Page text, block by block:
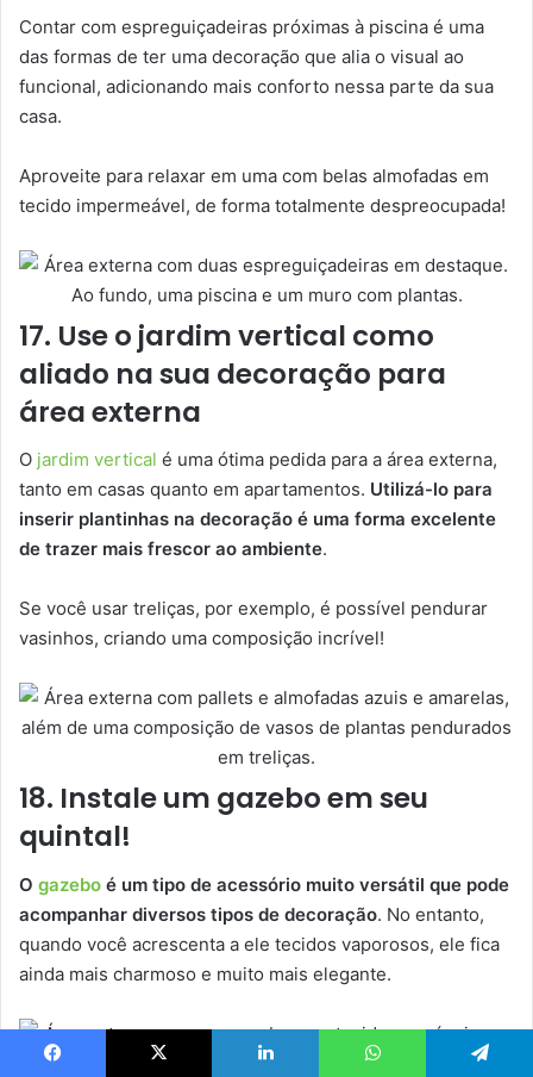
Contar com espreguiçadeiras próximas à piscina é uma
das formas de ter uma decoração que alia o visual ao
funcional, adicionando mais conforto nessa parte da sua
casa.
Aproveite para relaxar em uma com belas almofadas em
tecido impermeável, de forma totalmente despreocupada!
17. Use o jardim vertical como
aliado na sua decoração para
área externa
O jardim vertical é uma ótima pedida para a área externa,
tanto em casas quanto em apartamentos. Utilizá-lo para
inserir plantinhas na decoração é uma forma excelente
de trazer mais frescor ao ambiente.
Se você usar treliças, por exemplo, é possível pendurar
vasinhos, criando uma composição incrível!
18. Instale um gazebo em seu
quintal!
O gazebo é um tipo de acessório muito versátil que pode
acompanhar diversos tipos de decoração. No entanto,
quando você acrescenta a ele tecidos vaporosos, ele fica
ainda mais charmoso e muito mais elegante.